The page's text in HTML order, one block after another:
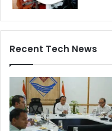
Recent Tech News